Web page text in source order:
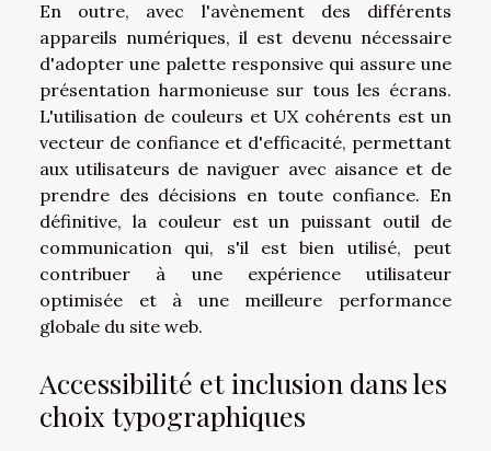
En outre, avec l'avènement des différents
appareils numériques, il est devenu nécessaire
d'adopter une palette responsive qui assure une
présentation harmonieuse sur tous les écrans.
L'utilisation de couleurs et UX cohérents est un
vecteur de confiance et d'efficacité, permettant
aux utilisateurs de naviguer avec aisance et de
prendre des décisions en toute confiance. En
définitive, la couleur est un puissant outil de
communication qui, s'il est bien utilisé, peut
contribuer à une expérience utilisateur
optimisée et à une meilleure performance
globale du site web.
Accessibilité et inclusion dans les
choix typographiques